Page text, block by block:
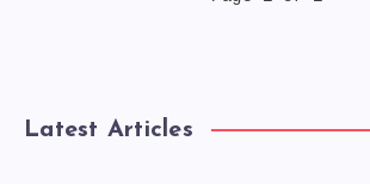
Latest Articles